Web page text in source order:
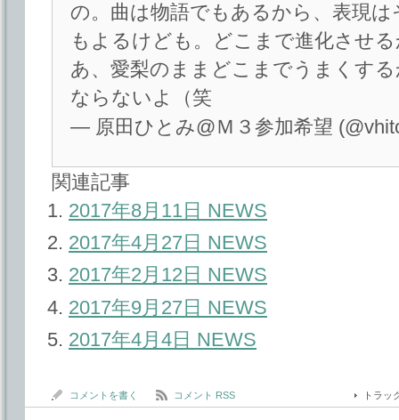
の。曲は物語でもあるから、表現
もよるけども。どこまで進化させ
あ、愛梨のままどこまでうまくす
ならないよ（笑
— 原田ひとみ@Ｍ３参加希望
関連記事
2017年8月11日 NEWS
2017年4月27日 NEWS
2017年2月12日 NEWS
2017年9月27日 NEWS
2017年4月4日 NEWS
コメントを書く コメント RSS トラ